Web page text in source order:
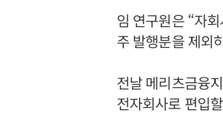
임 연구원은 “자
주 발행분을 제외
전날 메리츠금융
전자회사로 편입